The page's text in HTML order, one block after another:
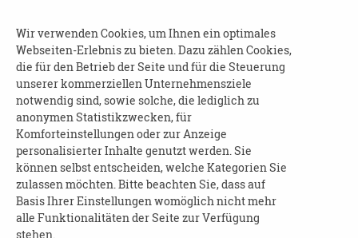
AWO Begegnung und Beratung für Senioren
und Angehörige
Corina Miedrich
Telefon: 0351 42 14 710
E-Mail:corina.miedrich@awo-in-sachsen.de
Website:AWO Begegnung und Beratung für
Senioren und Angehörige | Dresden-Cotta |
AWO Sachsen Soziale Dienste (awo-in-
sachsen.de)
Wir verwenden Cookies, um Ihnen ein optimales
Webseiten-Erlebnis zu bieten. Dazu zählen Cookies,
die für den Betrieb der Seite und für die Steuerung
unserer kommerziellen Unternehmensziele
notwendig sind, sowie solche, die lediglich zu
anonymen Statistikzwecken, für
Komforteinstellungen oder zur Anzeige
personalisierter Inhalte genutzt werden. Sie
können selbst entscheiden, welche Kategorien Sie
zulassen möchten. Bitte beachten Sie, dass auf
Basis Ihrer Einstellungen womöglich nicht mehr
alle Funktionalitäten der Seite zur Verfügung
stehen.